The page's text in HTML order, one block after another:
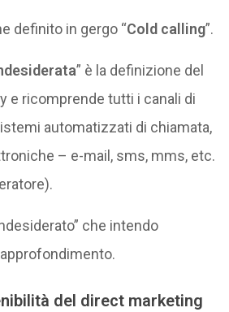
definito in gergo “Cold calling”.
” è la definizione del
e ricomprende tutti i canali di
automatizzati di chiamata,
– e-mail, sms, mms, etc.
che intendo
del direct marketing